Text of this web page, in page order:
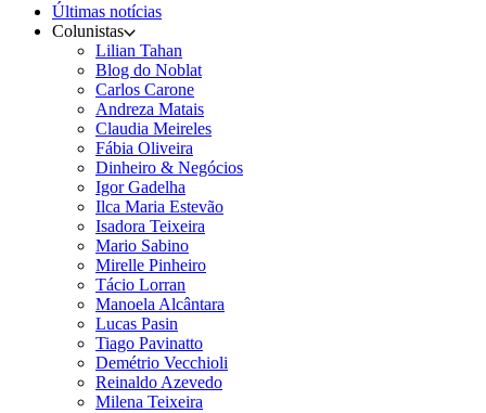
Últimas notícias
Colunistas
Lilian Tahan
Blog do Noblat
Carlos Carone
Andreza Matais
Claudia Meireles
Fábia Oliveira
Dinheiro & Negócios
Igor Gadelha
Ilca Maria Estevão
Isadora Teixeira
Mario Sabino
Mirelle Pinheiro
Tácio Lorran
Manoela Alcântara
Lucas Pasin
Tiago Pavinatto
Demétrio Vecchioli
Reinaldo Azevedo
Milena Teixeira